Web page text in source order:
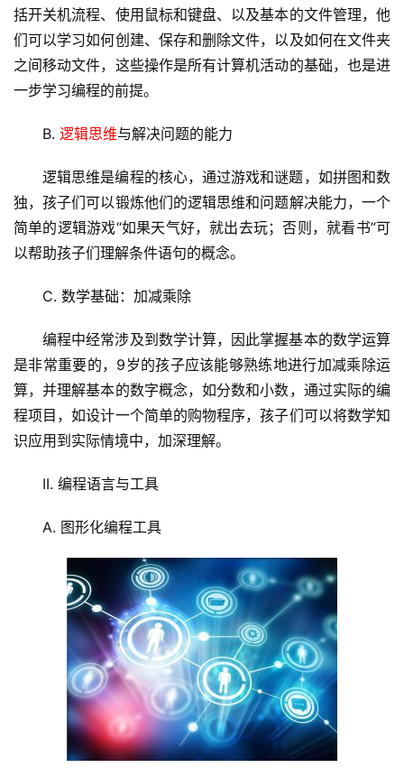
括开关机流程、使用鼠标和键盘、以及基本的文件管理，他
们可以学习如何创建、保存和删除文件，以及如何在文件夹
之间移动文件，这些操作是所有计算机活动的基础，也是进
一步学习编程的前提。
B. 逻辑思维与解决问题的能力
逻辑思维是编程的核心，通过游戏和谜题，如拼图和数
独，孩子们可以锻炼他们的逻辑思维和问题解决能力，一个
简单的逻辑游戏“如果天气好，就出去玩；否则，就看书”可
以帮助孩子们理解条件语句的概念。
C. 数学基础：加减乘除
编程中经常涉及到数学计算，因此掌握基本的数学运算
是非常重要的，9岁的孩子应该能够熟练地进行加减乘除运
算，并理解基本的数字概念，如分数和小数，通过实际的编
程项目，如设计一个简单的购物程序，孩子们可以将数学知
识应用到实际情境中，加深理解。
II. 编程语言与工具
A. 图形化编程工具